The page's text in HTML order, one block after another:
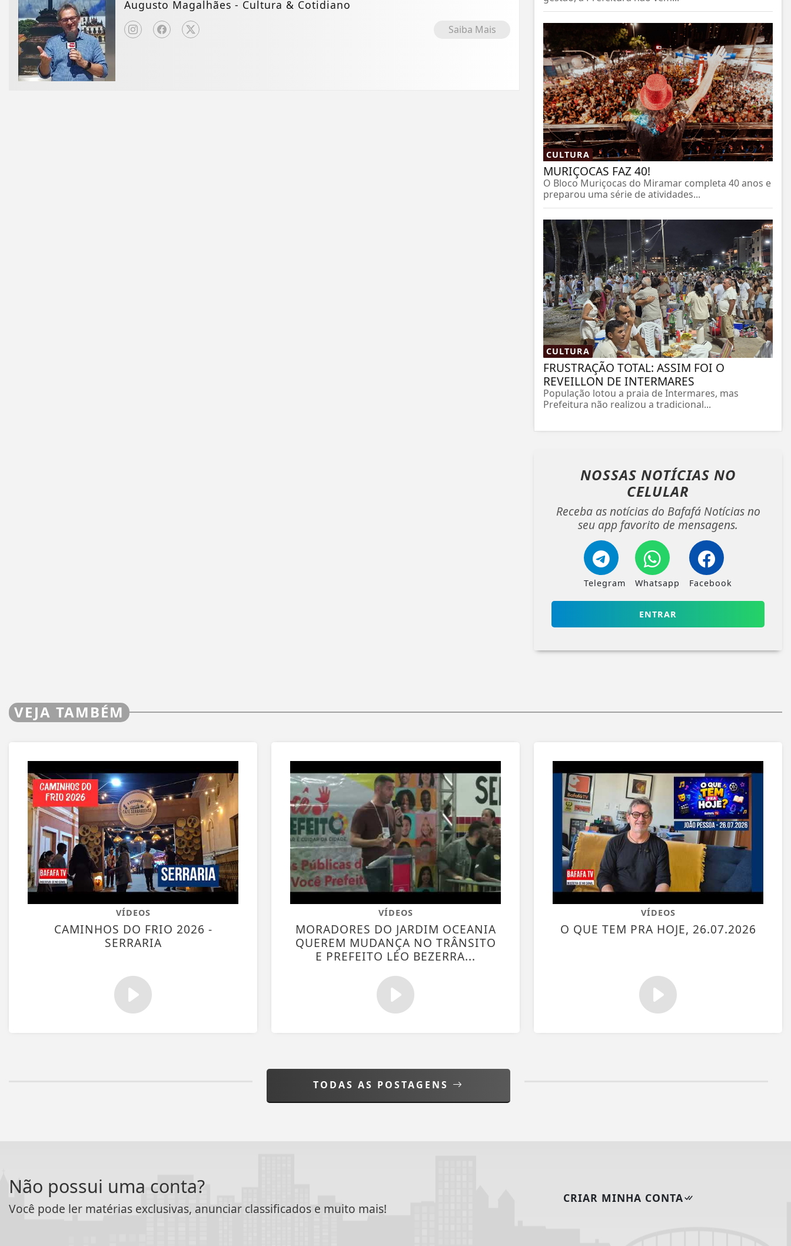
Augusto Magalhães - Cultura & Cotidiano
Saiba Mais
CULTURA
MURIÇOCAS FAZ 40!
O Bloco Muriçocas do Miramar completa 40 anos e
preparou uma série de atividades...
CULTURA
FRUSTRAÇÃO TOTAL: ASSIM FOI O
REVEILLON DE INTERMARES
População lotou a praia de Intermares, mas
Prefeitura não realizou a tradicional...
NOSSAS NOTÍCIAS NO
CELULAR
Receba as notícias do Bafafá Notícias no
seu app favorito de mensagens.
Telegram Whatsapp Facebook
ENTRAR
VEJA TAMBÉM
VÍDEOS
CAMINHOS DO FRIO 2026 -
SERRARIA
VÍDEOS
MORADORES DO JARDIM OCEANIA
QUEREM MUDANÇA NO TRÂNSITO
E PREFEITO LÉO BEZERRA...
VÍDEOS
O QUE TEM PRA HOJE, 26.07.2026
TODAS AS POSTAGENS
Não possui uma conta?
Você pode ler matérias exclusivas, anunciar classificados e muito mais!
CRIAR MINHA CONTA